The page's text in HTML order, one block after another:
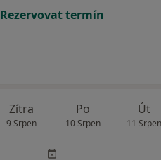
Rezervovat termín
Zítra
9 Srpen
Po
10 Srpen
Út
11 Srpen